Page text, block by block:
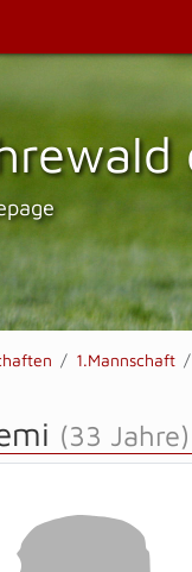
1.Mannschaft
(33 Jahre)